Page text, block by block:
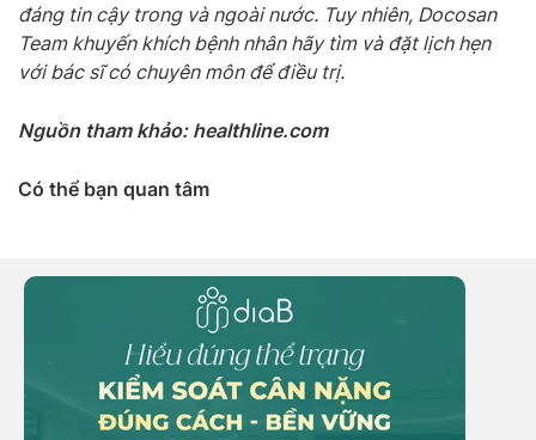
đáng tin cậy trong và ngoài nước. Tuy nhiên, Docosan
Team khuyến khích bệnh nhân hãy tìm và đặt lịch hẹn
với bác sĩ có chuyên môn để điều trị.
Nguồn tham khảo: healthline.com
Có thể bạn quan tâm